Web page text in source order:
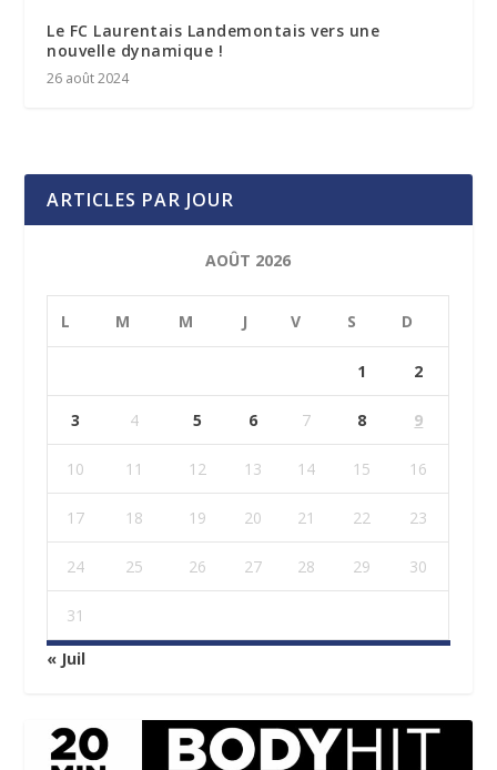
Le FC Laurentais Landemontais vers une
nouvelle dynamique !
26 août 2024
ARTICLES PAR JOUR
AOÛT 2026
L M M J V S D
1 2
3 4 5 6 7 8 9
10 11 12 13 14 15 16
17 18 19 20 21 22 23
24 25 26 27 28 29 30
31
« Juil